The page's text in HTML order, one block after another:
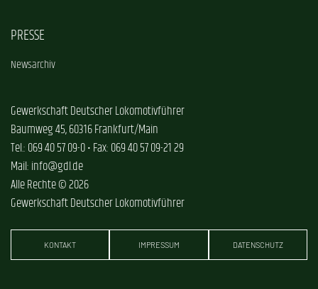
PRESSE
Newsarchiv
Gewerkschaft Deutscher Lokomotivführer
Baumweg 45, 60316 Frankfurt/Main
Tel.: 069 40 57 09-0 • Fax: 069 40 57 09-21 29
Mail: info@gdl.de
Alle Rechte © 2026
Gewerkschaft Deutscher Lokomotivführer
KONTAKT IMPRESSUM DATENSCHUTZ